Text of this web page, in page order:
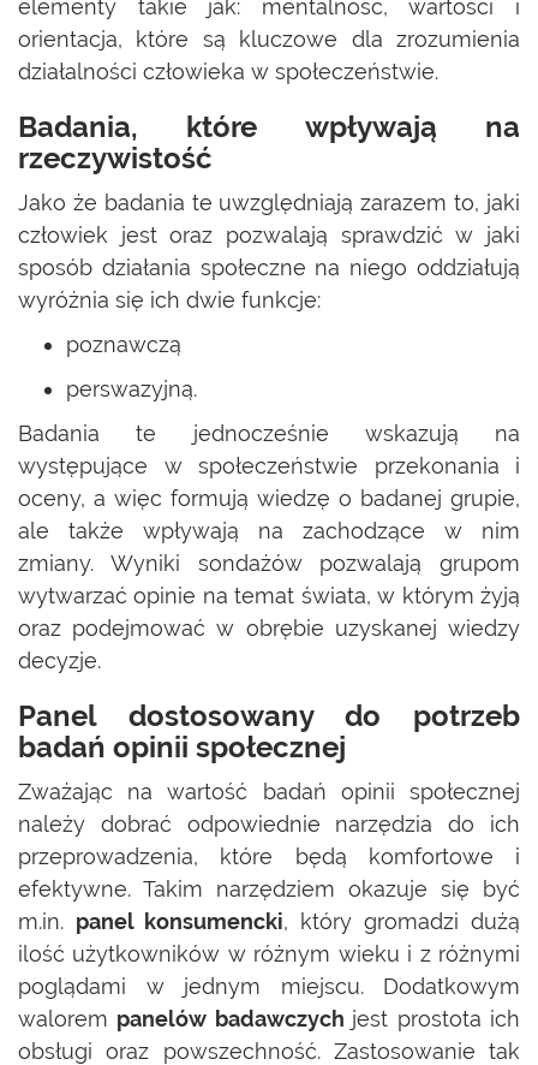
elementy takie jak: mentalność, wartości i
orientacja, które są kluczowe dla zrozumienia
działalności człowieka w społeczeństwie.
Badania, które wpływają na
rzeczywistość
Jako że badania te uwzględniają zarazem to, jaki
człowiek jest oraz pozwalają sprawdzić w jaki
sposób działania społeczne na niego oddziałują
wyróżnia się ich dwie funkcje:
poznawczą
perswazyjną.
Badania te jednocześnie wskazują na
występujące w społeczeństwie przekonania i
oceny, a więc formują wiedzę o badanej grupie,
ale także wpływają na zachodzące w nim
zmiany. Wyniki sondażów pozwalają grupom
wytwarzać opinie na temat świata, w którym żyją
oraz podejmować w obrębie uzyskanej wiedzy
decyzje.
Panel dostosowany do potrzeb
badań opinii społecznej
Zważając na wartość badań opinii społecznej
należy dobrać odpowiednie narzędzia do ich
przeprowadzenia, które będą komfortowe i
efektywne. Takim narzędziem okazuje się być
m.in. panel konsumencki, który gromadzi dużą
ilość użytkowników w różnym wieku i z różnymi
poglądami w jednym miejscu. Dodatkowym
walorem panelów badawczych jest prostota ich
obsługi oraz powszechność. Zastosowanie tak